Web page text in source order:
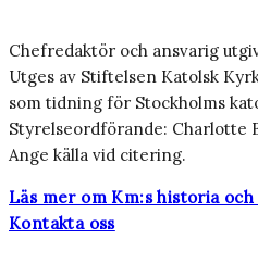
Chefredaktör och ansvarig
Utges av Stiftelsen Katolsk
som tidning för Stockholms
Styrelseordförande: Charlotte
Ange källa vid citering.
Läs mer om Km:s historia
Kontakta oss